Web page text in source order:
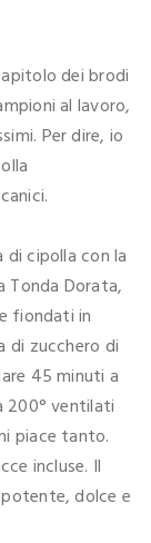
dei brodi
al lavoro,
Per dire, io
cipolla con la
Dorata,
fiondati in
di zucchero di
45 minuti a
200° ventilati
piace tanto.
incluse. Il
dolce e